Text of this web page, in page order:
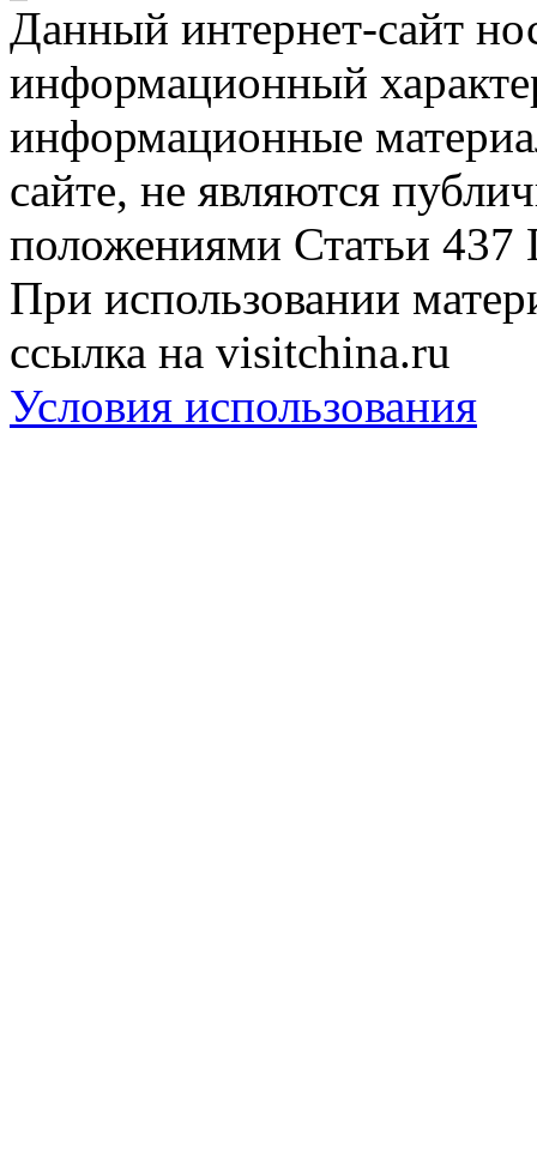
Данный интернет-сайт
информационный
информационные
сайте, не являются
положениями Статьи 437
При использовании
ссылка на visitchina.ru
Условия использования